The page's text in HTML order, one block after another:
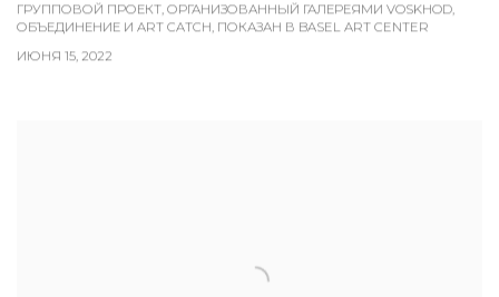
ГРУППОВОЙ ПРОЕКТ, ОРГАНИЗОВАННЫЙ ГАЛЕРЕЯМИ VOSKHOD,
ОБЪЕДИНЕНИЕ И ART CATCH, ПОКАЗАН В BASEL ART CENTER
ИЮНЯ 15, 2022